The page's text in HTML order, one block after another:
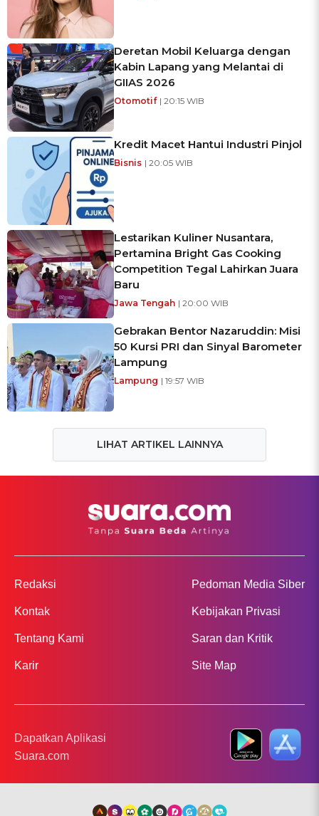
Deretan Mobil Keluarga dengan
Kabin Lapang yang Melantai di
GIIAS 2026
Otomotif | 20:15 WIB
Kredit Macet Hantui Industri Pinjol
Bisnis | 20:05 WIB
Lestarikan Kuliner Nusantara,
Pertamina Bright Gas Cooking
Competition Tegal Lahirkan Juara
Baru
Jawa Tengah | 20:00 WIB
Gebrakan Bentor Nazaruddin: Misi
50 Kursi PRI dan Sinyal Barometer
Lampung
Lampung | 19:57 WIB
LIHAT ARTIKEL LAINNYA
Redaksi
Kontak
Tentang Kami
Karir
Pedoman Media Siber
Kebijakan Privasi
Saran dan Kritik
Site Map
Dapatkan Aplikasi
Suara.com